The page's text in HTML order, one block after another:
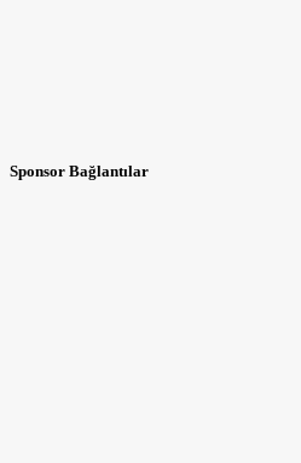
Sponsor Bağlantılar